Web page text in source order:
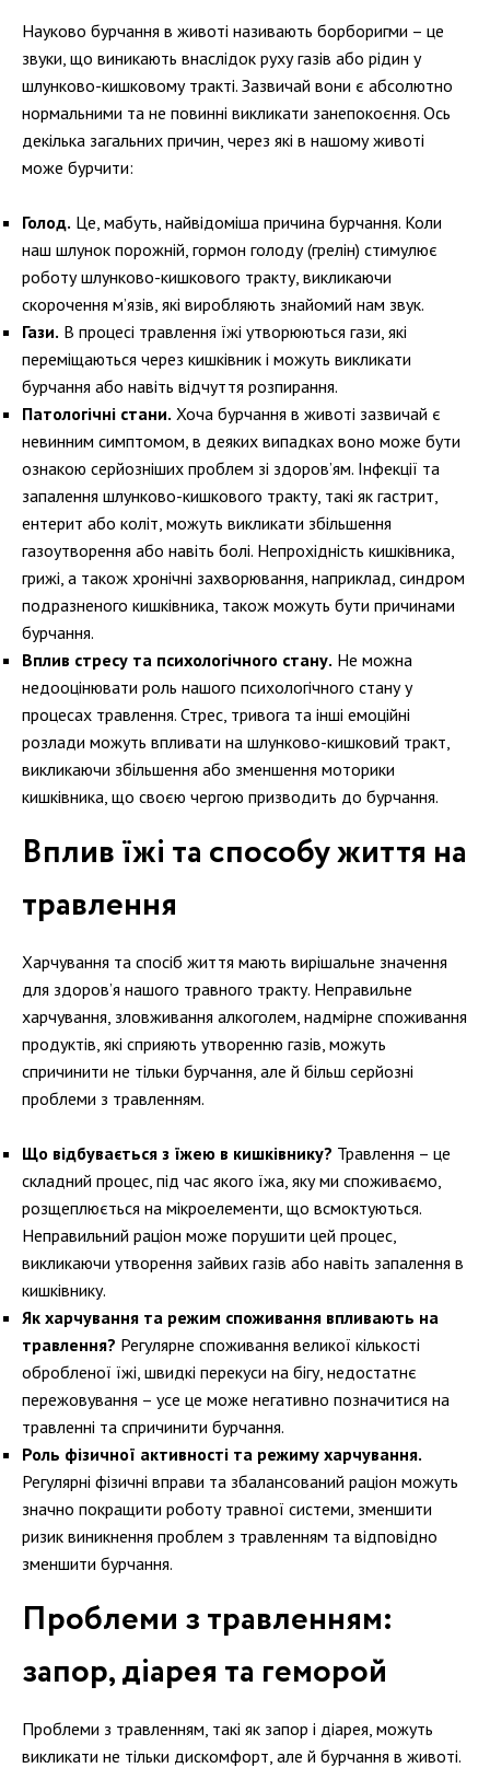
Науково бурчання в животі називають борборигми – це
звуки, що виникають внаслідок руху газів або рідин у
шлунково-кишковому тракті. Зазвичай вони є абсолютно
нормальними та не повинні викликати занепокоєння. Ось
декілька загальних причин, через які в нашому животі
може бурчити:
Голод. Це, мабуть, найвідоміша причина бурчання. Коли
наш шлунок порожній, гормон голоду (грелін) стимулює
роботу шлунково-кишкового тракту, викликаючи
скорочення м’язів, які виробляють знайомий нам звук.
Гази. В процесі травлення їжі утворюються гази, які
переміщаються через кишківник і можуть викликати
бурчання або навіть відчуття розпирання.
Патологічні стани. Хоча бурчання в животі зазвичай є
невинним симптомом, в деяких випадках воно може бути
ознакою серйозніших проблем зі здоров’ям. Інфекції та
запалення шлунково-кишкового тракту, такі як гастрит,
ентерит або коліт, можуть викликати збільшення
газоутворення або навіть болі. Непрохідність кишківника,
грижі, а також хронічні захворювання, наприклад, синдром
подразненого кишківника, також можуть бути причинами
бурчання.
Вплив стресу та психологічного стану. Не можна
недооцінювати роль нашого психологічного стану у
процесах травлення. Стрес, тривога та інші емоційні
розлади можуть впливати на шлунково-кишковий тракт,
викликаючи збільшення або зменшення моторики
кишківника, що своєю чергою призводить до бурчання.
Вплив їжі та способу життя на
травлення
Харчування та спосіб життя мають вирішальне значення
для здоров’я нашого травного тракту. Неправильне
харчування, зловживання алкоголем, надмірне споживання
продуктів, які сприяють утворенню газів, можуть
спричинити не тільки бурчання, але й більш серйозні
проблеми з травленням.
Що відбувається з їжею в кишківнику? Травлення – це
складний процес, під час якого їжа, яку ми споживаємо,
розщеплюється на мікроелементи, що всмоктуються.
Неправильний раціон може порушити цей процес,
викликаючи утворення зайвих газів або навіть запалення в
кишківнику.
Як харчування та режим споживання впливають на
травлення? Регулярне споживання великої кількості
обробленої їжі, швидкі перекуси на бігу, недостатнє
пережовування – усе це може негативно позначитися на
травленні та спричинити бурчання.
Роль фізичної активності та режиму харчування.
Регулярні фізичні вправи та збалансований раціон можуть
значно покращити роботу травної системи, зменшити
ризик виникнення проблем з травленням та відповідно
зменшити бурчання.
Проблеми з травленням:
запор, діарея та геморой
Проблеми з травленням, такі як запор і діарея, можуть
викликати не тільки дискомфорт, але й бурчання в животі.